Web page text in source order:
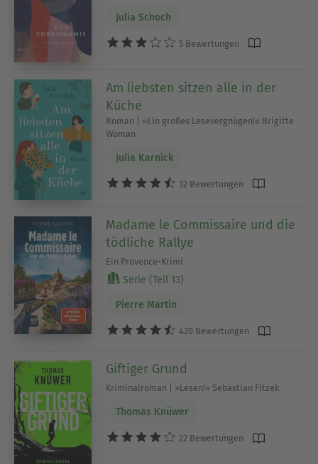
Julia Schoch
5 Bewertungen
Am liebsten sitzen alle in der
Küche
Roman | »Ein großes Lesevergnügen!« Brigitte
Woman
Julia Karnick
32 Bewertungen
Madame le Commissaire und die
tödliche Rallye
Ein Provence-Krimi
Serie (Teil 13)
Pierre Martin
420 Bewertungen
Giftiger Grund
Kriminalroman | »Lesen!« Sebastian Fitzek
Thomas Knüwer
22 Bewertungen